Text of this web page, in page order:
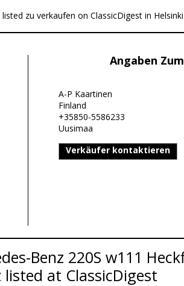
zu verkaufen on ClassicDigest in
Angaben
A-P Kaartinen
Finland
+35850-5586233
Uusimaa
Verkäufer kontaktieren
Benz 220S w111
at ClassicDigest